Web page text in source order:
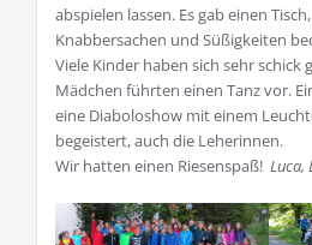
abspielen lassen. Es gab einen
Knabbersachen und Süßigkeiten
Viele Kinder haben sich sehr schick
Mädchen führten einen Tanz vor.
eine Diaboloshow mit einem
begeistert, auch die Leherinnen.
Wir hatten einen Riesenspaß! Luca,